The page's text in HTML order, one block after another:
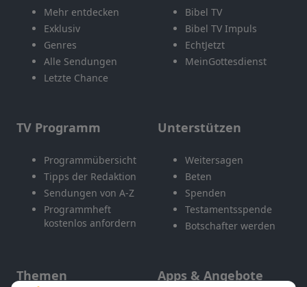
Mehr entdecken
Exklusiv
Genres
Alle Sendungen
Letzte Chance
Bibel TV
Bibel TV Impuls
EchtJetzt
MeinGottesdienst
TV Programm
Programmübersicht
Tipps der Redaktion
Sendungen von A-Z
Programmheft
kostenlos anfordern
Unterstützen
Weitersagen
Beten
Spenden
Testamentsspende
Botschafter werden
Themen Apps & Angebote